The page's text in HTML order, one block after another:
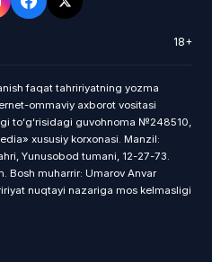
18+
faqat tahririyatning yozma
ommaviy axborot vositasi
toʻgʻrisidagi guvohnoma №248510,
xususiy korxonasi. Manzil:
Yunusobod tumani, 12-27-73.
Bosh muharrir: Umarov Anvar
nuqtayi nazariga mos kelmasligi